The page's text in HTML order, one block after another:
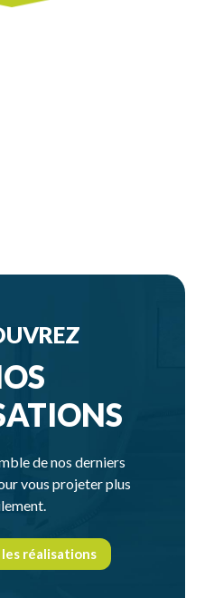
de nos derniers
vous projeter plus
réalisations